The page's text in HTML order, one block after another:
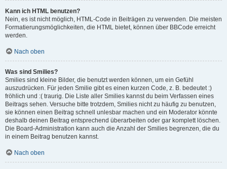
Kann ich HTML benutzen?
Nein, es ist nicht möglich, HTML-Code in Beiträgen zu verwenden. Die meisten
Formatierungsmöglichkeiten, die HTML bietet, können über BBCode erreicht
werden.
Nach oben
Was sind Smilies?
Smilies sind kleine Bilder, die benutzt werden können, um ein Gefühl
auszudrücken. Für jeden Smilie gibt es einen kurzen Code, z. B. bedeutet :)
fröhlich und :( traurig. Die Liste aller Smilies kannst du beim Verfassen eines
Beitrags sehen. Versuche bitte trotzdem, Smilies nicht zu häufig zu benutzen,
sie können einen Beitrag schnell unlesbar machen und ein Moderator könnte
deshalb deinen Beitrag entsprechend überarbeiten oder gar komplett löschen.
Die Board-Administration kann auch die Anzahl der Smilies begrenzen, die du
in einem Beitrag benutzen kannst.
Nach oben